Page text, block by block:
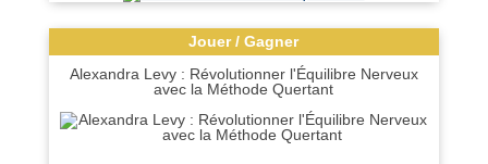
Jouer / Gagner
Alexandra Levy : Révolutionner l'Équilibre Nerveux
avec la Méthode Quertant